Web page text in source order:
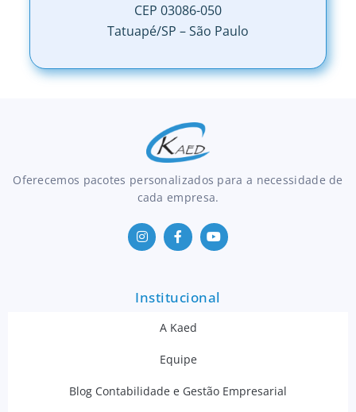
CEP 03086-050
Tatuapé/SP – São Paulo
Oferecemos pacotes personalizados para a necessidade de
cada empresa.
Institucional
A Kaed
Equipe
Blog Contabilidade e Gestão Empresarial